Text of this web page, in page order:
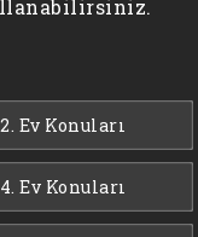
2. Ev Konuları
4. Ev Konuları